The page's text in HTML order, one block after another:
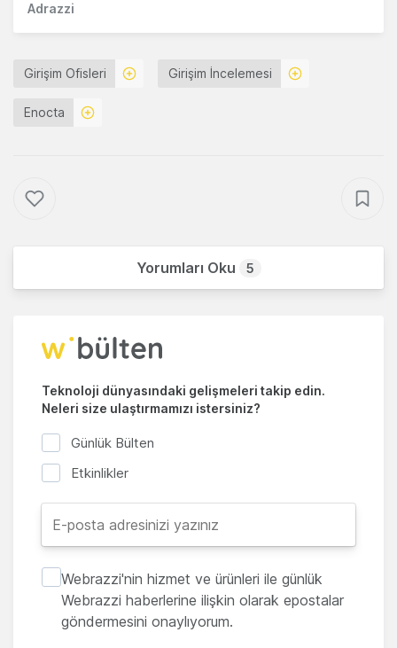
Adrazzi
Girişim Ofisleri Girişim İncelemesi
Enocta
Yorumları Oku 5
Teknoloji dünyasındaki gelişmeleri takip edin.
Neleri size ulaştırmamızı istersiniz?
Günlük Bülten
Etkinlikler
Webrazzi'nin hizmet ve ürünleri ile günlük
Webrazzi haberlerine ilişkin olarak epostalar
göndermesini onaylıyorum.